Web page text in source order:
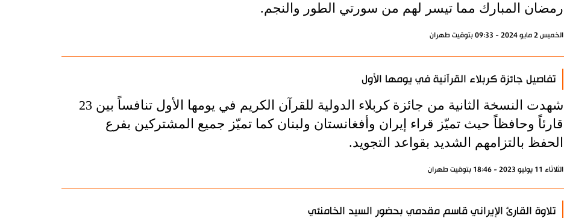
رمضان المبارك مما تيسر لهم من سورتي الطور والنجم.
الخميس 2 مايو 2024 - 09:33 بتوقيت طهران
تفاصيل جائزة كربلاء القرآنية في يومها الأول
شهدت النسخة الثانية من جائزة كربلاء الدولية للقرآن الكريم في يومها الأول تنافساً بين 23
قارئاً وحافظاً حيث تميّز قراء إيران وأفغانستان ولبنان كما تميّز جميع المشتركين بفرع
الحفظ بالتزامهم الشديد بقواعد التجويد.
الثلاثاء 11 يوليو 2023 - 18:46 بتوقيت طهران
تلاوة القارئ الإيراني قاسم مقدمي بحضور السيد الخامنئي